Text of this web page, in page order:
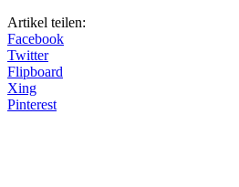
Artikel teilen:
Facebook
Twitter
Flipboard
Xing
Pinterest